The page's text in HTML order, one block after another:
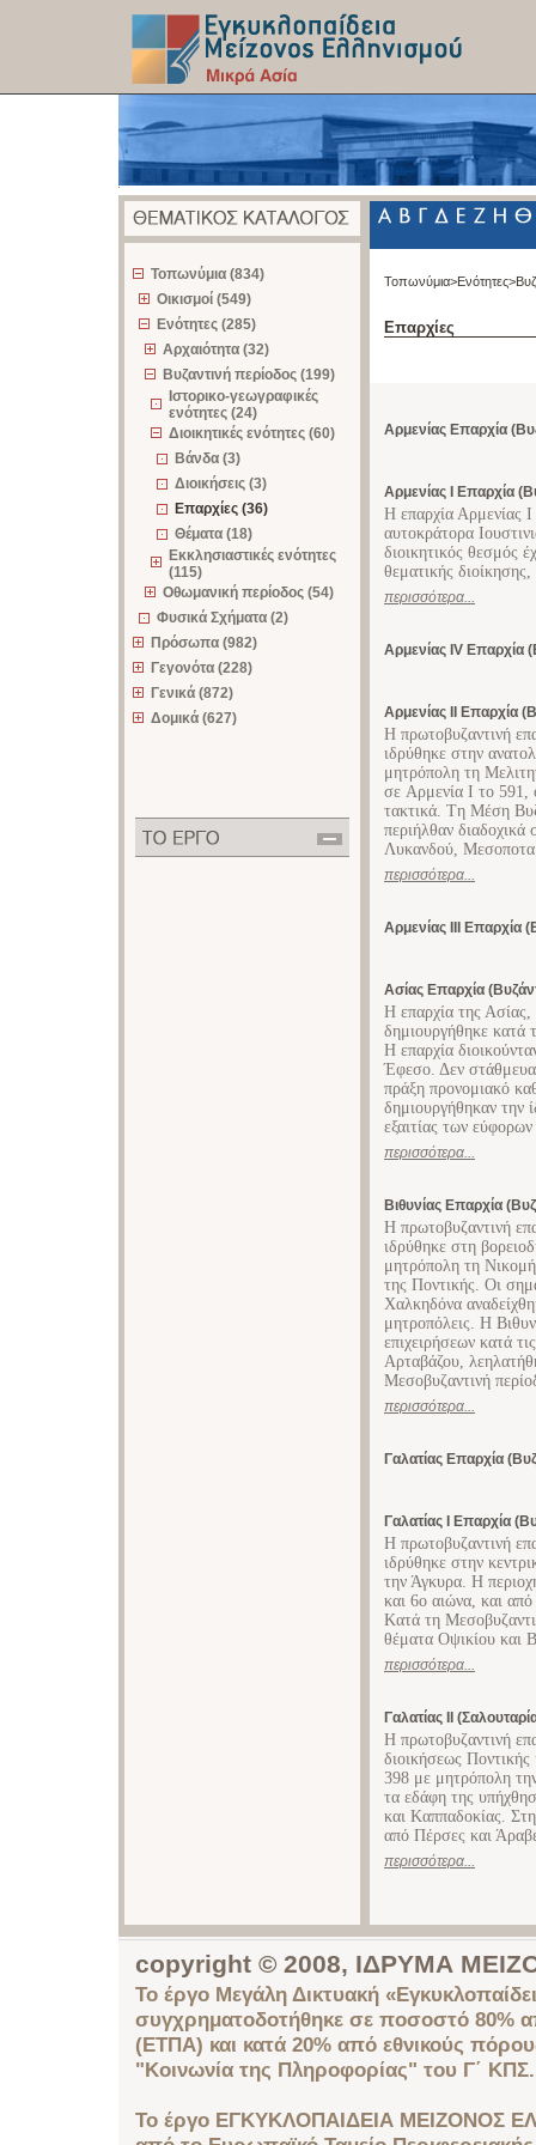
Τοπωνύμια (834)
Οικισμοί (549)
Ενότητες (285)
Αρχαιότητα (32)
Βυζαντινή περίοδος (199)
Ιστορικο-γεωγραφικές
ενότητες (24)
Διοικητικές ενότητες (60)
Βάνδα (3)
Διοικήσεις (3)
Επαρχίες (36)
Θέματα (18)
Εκκλησιαστικές ενότητες
(115)
Οθωμανική περίοδος (54)
Φυσικά Σχήματα (2)
Πρόσωπα (982)
Γεγονότα (228)
Γενικά (872)
Δομικά (627)
Τοπωνύμια>Ενότητες>
Επαρχίες
Αρμενίας Επαρχία
Αρμενίας Ι Επαρχία
Η επαρχία Αρμενίας
αυτοκράτορα
διοικητικός θεσμός
θεματικής
περισσότερα...
Αρμενίας ΙV Επαρχία
Αρμενίας ΙΙ Επαρχία
H πρωτοβυζαντινή
ιδρύθηκε στην
μητρόπολη τη
σε Aρμενία Ι το 591,
τακτικά. Tη Μέση
περιήλθαν
Λυκανδού,
περισσότερα...
Αρμενίας ΙΙΙ Επαρχία
Ασίας Επαρχία
Η επαρχία της Ασίας,
δημιουργήθηκε κατά
Η επαρχία
Έφεσο. Δεν
πράξη προνομιακό
δημιουργήθηκαν την
εξαιτίας των
περισσότερα...
Βιθυνίας Επαρχία
H πρωτοβυζαντινή
ιδρύθηκε στη
μητρόπολη τη
της Ποντικής. Oι
Xαλκηδόνα
μητροπόλεις. H
επιχειρήσεων κατά
Aρταβάζου,
Μεσοβυζαντινή
περισσότερα...
Γαλατίας Επαρχία
Γαλατίας Ι Επαρχία
H πρωτοβυζαντινή
ιδρύθηκε στην
την Άγκυρα. Η
και 6ο αιώνα, και
Kατά τη
θέματα Oψικίου και
περισσότερα...
Γαλατίας ΙΙ
H πρωτοβυζαντινή
διοικήσεως
398 με μητρόπολη
τα εδάφη της
και Kαππαδοκίας.
από Πέρσες και
περισσότερα...
copyright © 2008, ΙΔΡΥΜΑ
Το έργο Μεγάλη Δικτυακή
συγχρηματοδοτήθηκε σε ποσοστό 80%
(ΕΤΠΑ) και κατά 20% από εθνικούς
"Κοινωνία της Πληροφορίας" του Γ΄ ΚΠΣ.
Το έργο ΕΓΚΥΚΛΟΠΑΙΔΕΙΑ ΜΕΙΖΟΝΟΣ